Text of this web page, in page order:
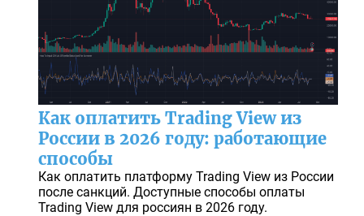
Как оплатить Trading View из
России в 2026 году: работающие
способы
Как оплатить платформу Trading View из России
после санкций. Доступные способы оплаты
Trading View для россиян в 2026 году.